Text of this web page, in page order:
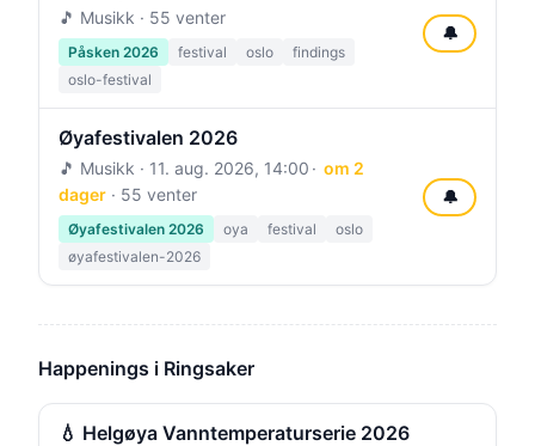
🎵 Musikk · 55 venter
Påsken 2026 festival oslo
findings
oslo-festival
🔔
Øyafestivalen 2026
🎵 Musikk · 11. aug. 2026, 14:00
om 2
dager · 55 venter
Øyafestivalen 2026 oya festival
oslo
øyafestivalen-2026
🔔
Happenings i Ringsaker
💧 Helgøya Vanntemperaturserie 2026